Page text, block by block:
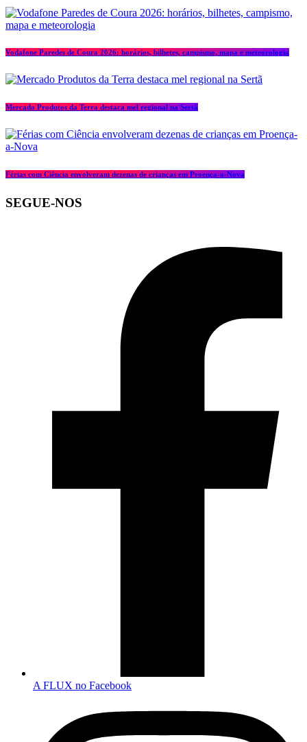
Vodafone Paredes de Coura 2026: horários, bilhetes, campismo, mapa e meteorologia
Mercado Produtos da Terra destaca mel regional na Sertã
Férias com Ciência envolveram dezenas de crianças em Proença-a-Nova
SEGUE-NOS
A FLUX no Facebook